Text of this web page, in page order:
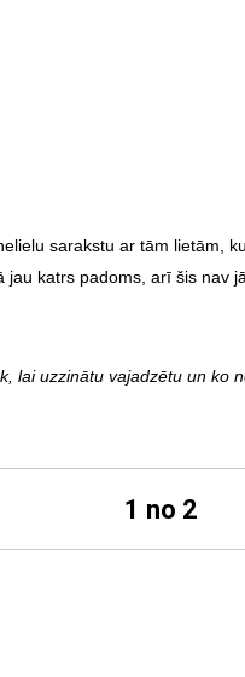
sarakstu ar tām lietām,
jau katrs padoms, arī šis nav
lai uzzinātu vajadzētu un ko
1 no 2